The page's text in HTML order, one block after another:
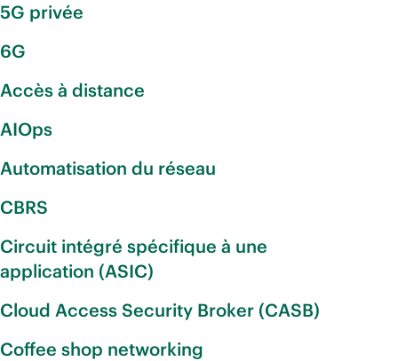
5G privée
6G
Accès à distance
AIOps
Automatisation du réseau
CBRS
Circuit intégré spécifique à une
application (ASIC)
Cloud Access Security Broker (CASB)
Coffee shop networking